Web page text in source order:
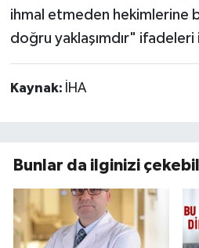
ihmal etmeden hekimlerine
doğru yaklaşımdır" ifadeleri
Kaynak: İHA
Bunlar da ilginizi